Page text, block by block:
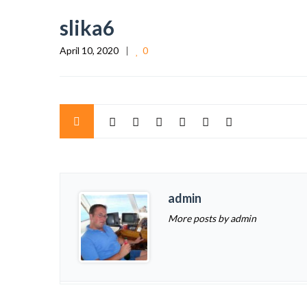
slika6
April 10, 2020 0
admin
More posts by admin